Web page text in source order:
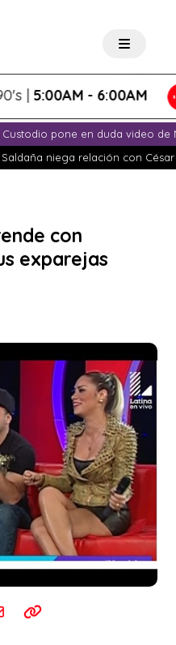
|5:00AM - 6:00AM
Custodio pone en duda video de
niega relación con
con
exparejas